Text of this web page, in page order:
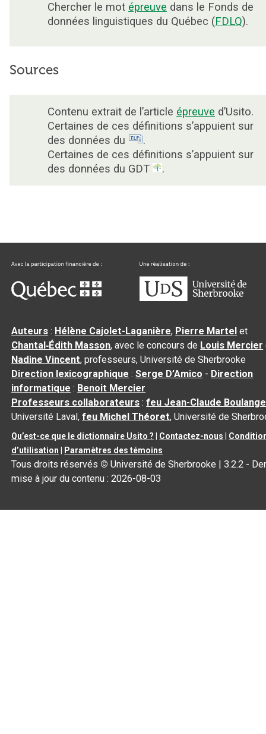
Chercher le mot épreuve dans le Fonds de
données linguistiques du Québec (FDLQ).
Sources
Contenu extrait de l’article épreuve d’Usito.
Certaines de ces définitions s’appuient sur
des données du
.
Certaines de ces définitions s’appuient sur
des données du GDT
.
Auteurs : Hélène Cajolet-Laganière, Pierre Martel et
Chantal‑Édith Masson, avec le concours de Louis Mercier
Nadine Vincent, professeurs, Université de Sherbrooke
Direction lexicographique :Serge D’Amico - Direction
informatique : Benoit Mercier
Professeurs collaborateurs :feu Jean-Claude
Université Laval,feu Michel Théoret, Université de
Qu’est-ce que le dictionnaire Usito ? Contactez-nous
d’utilisation
Paramètres des témoins
Tous droits réservés © Université de Sherbrooke |3.2.2 -
mise à jour du contenu :2026-08-03